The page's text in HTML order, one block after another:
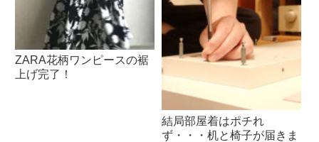
ZARA花柄ワンピースの裾
上げ完了！
結局部屋着はポチれ
ず・・・机と椅子が届きま